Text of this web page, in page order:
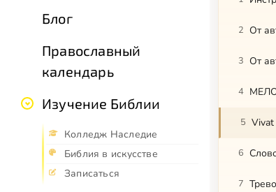
Блог
Православный
календарь
Изучение Библии
Колледж Наследие
Библия в искусстве
Записаться
2 От
3 От
4
5 Vivat
6
7